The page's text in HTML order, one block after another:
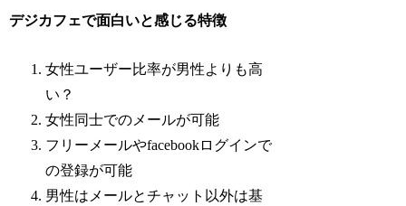
デジカフェで面白いと感じる特徴
女性ユーザー比率が男性よりも高
い？
女性同士でのメールが可能
フリーメールやfacebookログインで
の登録が可能
男性はメールとチャット以外は基